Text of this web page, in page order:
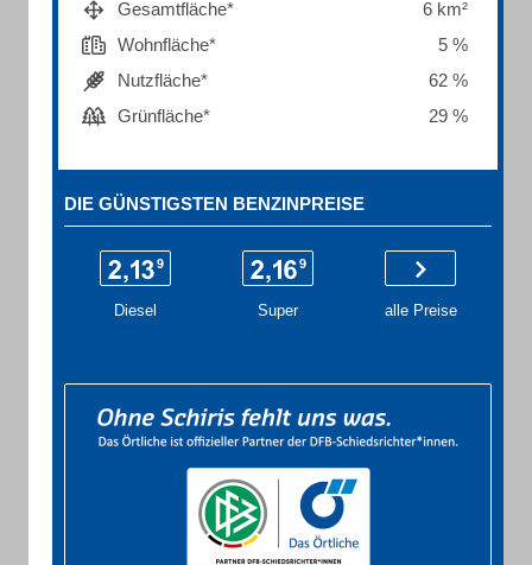
Gesamtfläche*
6 km²
Wohnfläche*
5 %
Nutzfläche*
62 %
Grünfläche*
29 %
DIE GÜNSTIGSTEN BENZINPREISE
Diesel Super alle Preise